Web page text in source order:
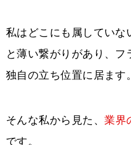
私はどこにも属していな
と薄い繋がりがあり、
独自の立ち位置に居ます。
そんな私から見た、業界
です。